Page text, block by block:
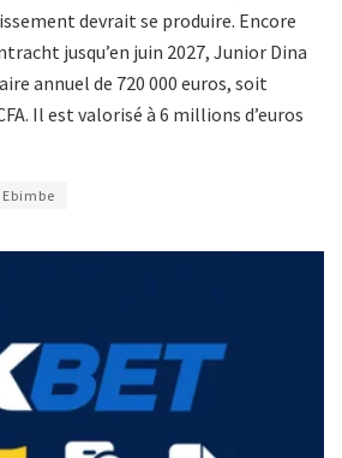
devrait se produire. Encore
jusqu’en juin 2027, Junior Dina
annuel de 720 000 euros, soit
Il est valorisé à 6 millions d’euros